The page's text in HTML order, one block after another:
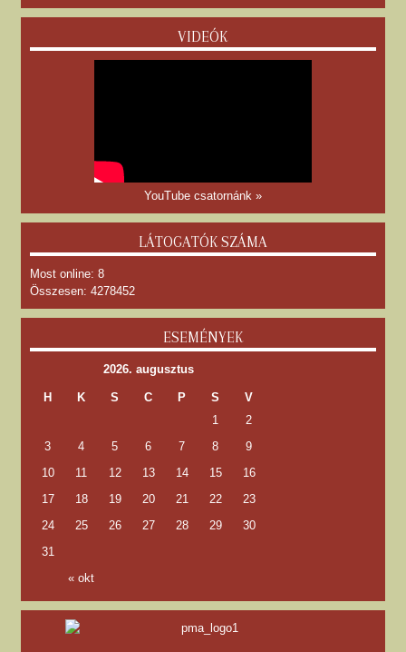
VIDEÓK
YouTube csatornánk »
LÁTOGATÓK SZÁMA
Most online: 8
Összesen: 4278452
ESEMÉNYEK
2026. augusztus
H K S C P S V
« okt
1
2
3
4 5 6 7 8
9
10
11 12 13 14 15
16
17
18 19 20 21 22
23
24
25 26 27 28 29
30
31